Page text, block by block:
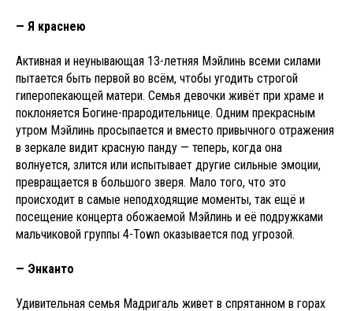
— Я краснею
Активная и неунывающая 13-летняя Мэйлинь всеми силами
пытается быть первой во всём, чтобы угодить строгой
гиперопекающей матери. Семья девочки живёт при храме и
поклоняется Богине-прародительнице. Одним прекрасным
утром Мэйлинь просыпается и вместо привычного отражения
в зеркале видит красную панду — теперь, когда она
волнуется, злится или испытывает другие сильные эмоции,
превращается в большого зверя. Мало того, что это
происходит в самые неподходящие моменты, так ещё и
посещение концерта обожаемой Мэйлинь и её подружками
мальчиковой группы 4-Town оказывается под угрозой.
— Энканто
Удивительная семья Мадригаль живет в спрятанном в горах